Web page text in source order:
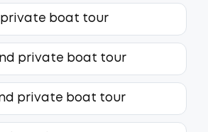
private boat tour
private boat tour
private boat tour